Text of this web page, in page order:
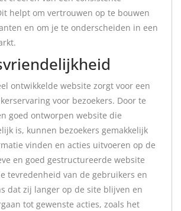
helpt om vertrouwen op te bouwen
en om je te onderscheiden in een
ontwikkelde website zorgt voor een
voor bezoekers. Door te
goed ontworpen website die
is, kunnen bezoekers gemakkelijk
vinden en acties uitvoeren op de
en goed gestructureerde website
tevredenheid van de gebruikers en
dat zij langer op de site blijven en
tot gewenste acties, zoals het